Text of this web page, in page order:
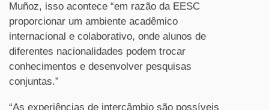
Muñoz, isso acontece “em razão da EESC
proporcionar um ambiente acadêmico
internacional e colaborativo, onde alunos de
diferentes nacionalidades podem trocar
conhecimentos e desenvolver pesquisas
conjuntas.”
“As experiências de intercâmbio são possíveis